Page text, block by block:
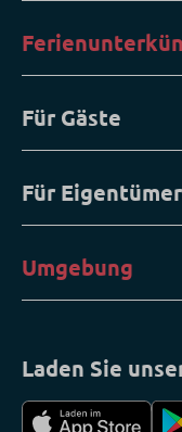
Für Gäste
Für Eigentümer
Umgebung
Laden Sie